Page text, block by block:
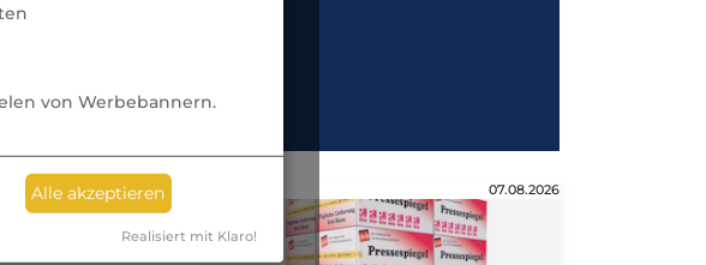
07.08.2026
von Werbebannern.
Alle akzeptieren
Realisiert mit Klaro!